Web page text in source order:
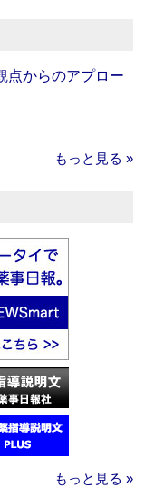
点からのアプロー
もっと見る »
もっと見る »